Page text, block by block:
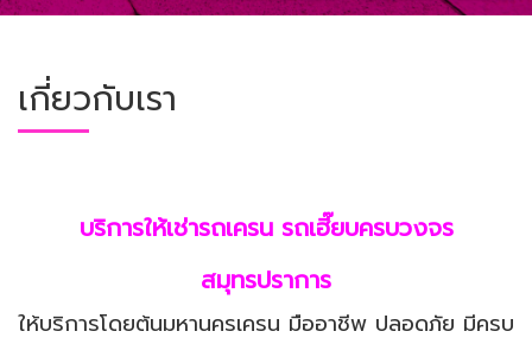
เกี่ยวกับเรา
บริการให้เช่ารถเครน รถเฮี๊ยบครบวงจร
สมุทรปราการ
ให้บริการโดยต้นมหานครเครน มืออาชีพ ปลอดภัย มีครบ